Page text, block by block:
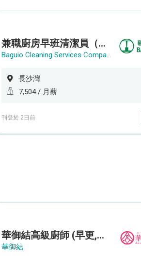
兼職廚房早班清潔員（長沙灣）
Baguio Cleaning Services Company Limited
長沙灣
7,504 / 月薪
刊登於 2日前
華御結高級廚師 (早更,中央廚房)*底薪可達20k* (5天工作週)
華御結